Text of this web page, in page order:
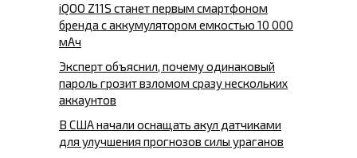
iQOO Z11S станет первым смартфоном
бренда с аккумулятором емкостью 10 000
мАч
Эксперт объяснил, почему одинаковый
пароль грозит взломом сразу нескольких
аккаунтов
В США начали оснащать акул датчиками
для улучшения прогнозов силы ураганов